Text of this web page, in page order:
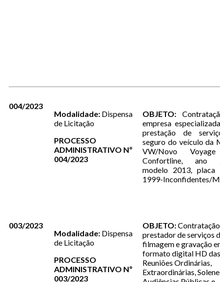
004/2023
Modalidade: Dispensa
de Licitação
PROCESSO
ADMINISTRATIVO Nº
004/2023
OBJETO:
empresa
prestação de
seguro do veículo da
VW/Novo
Confortline, ano
modelo 2013, placa
1999-Inconfidentes/
003/2023
Modalidade: Dispensa
de Licitação
PROCESSO
ADMINISTRATIVO Nº
003/2023
OBJETO:
prestador de serviços
filmagem e gravação
formato digital HD das
Reuniões Ordinárias,
Extraordinárias,